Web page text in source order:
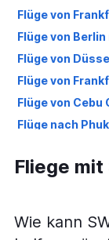
Flüge von
Flüge von
Flüge von
Flüge von
Flüge von Cebu
Flüge nach
Flüge nach
Fliege mit
Wie kann